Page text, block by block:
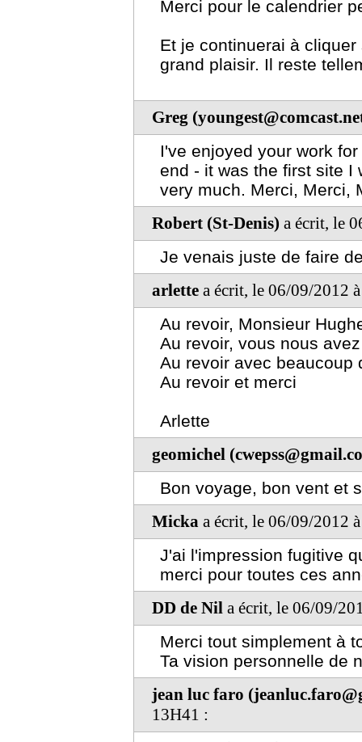
Merci pour le calendrier
Et je continuerai à
grand plaisir. Il reste
Greg
I've enjoyed your work
end - it was the first site I
very much. Merci, Merci,
Robert (St-Denis) a écrit, le
Je venais juste de faire
arlette a écrit, le 06/09/2012
Au revoir, Monsieur
Au revoir, vous nous
Au revoir avec beaucoup
Au revoir et merci
Arlette
geomichel
Bon voyage, bon vent et
Micka a écrit, le 06/09/2012
J'ai l'impression fugitive
merci pour toutes ces
DD de Nil a écrit, le 06/09/
Merci tout simplement à
Ta vision personnelle de
jean luc faro
13H41 :